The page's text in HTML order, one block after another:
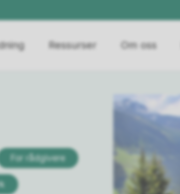
Ressurser Om oss
For rådgivere